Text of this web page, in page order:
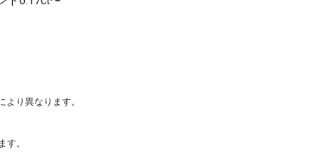
り異なります。
す。